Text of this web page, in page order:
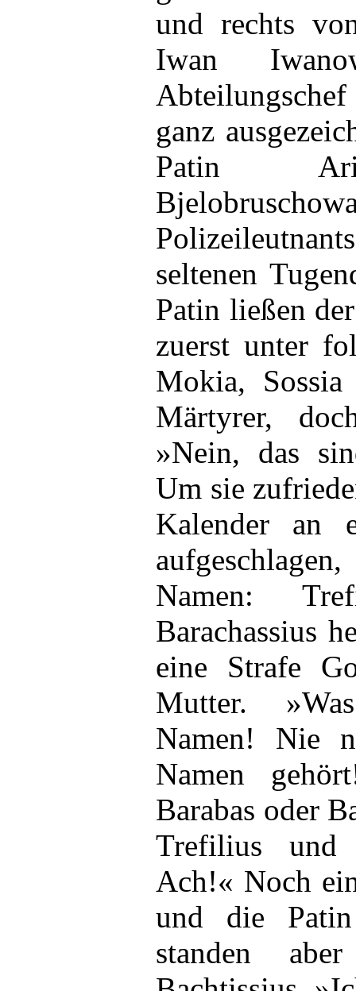
und rechts
Iwan
ganz
Patin
seltenen
Patin ließen
zuerst unter
Mokia,
Märtyrer,
»Nein, das
Um sie
Kalender an
Namen:
Barachassius
eine Strafe
Mutter.
Namen! Nie
Namen
Barabas oder
Trefilius
Ach!« Noch
und die
standen